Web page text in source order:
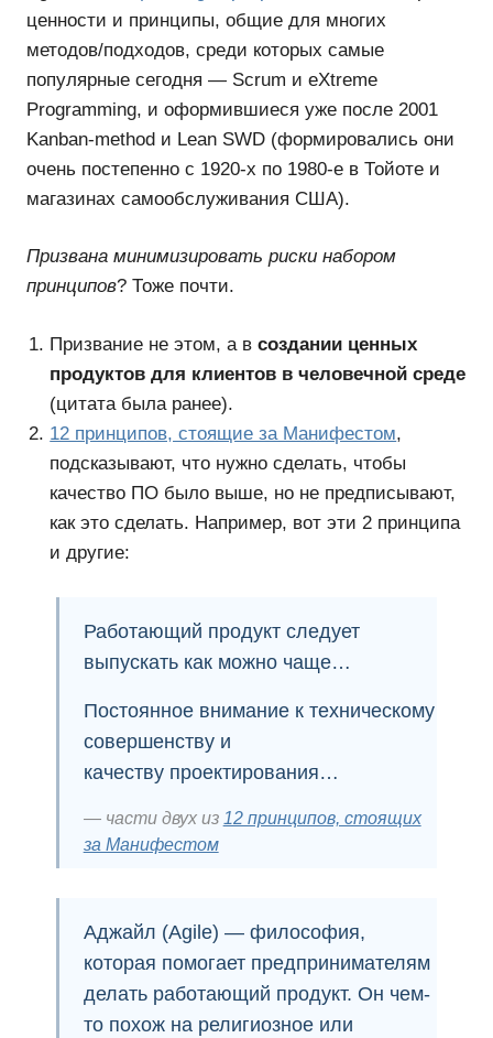
ценности и принципы, общие для многих
методов/подходов, среди которых самые
популярные сегодня — Scrum и eXtreme
Programming, и оформившиеся уже после 2001
Kanban-method и Lean SWD (формировались они
очень постепенно с 1920-х по 1980-е в Тойоте и
магазинах самообслуживания США).
Призвана минимизировать риски набором
принципов? Тоже почти.
Призвание не этом, а всоздании ценных
продуктов для клиентов в человечной среде
(цитата была ранее).
12 принципов, стоящие за Манифестом,
подсказывают, что нужно сделать, чтобы
качество ПО было выше, но не предписывают,
как это сделать. Например, вот эти 2 принципа
и другие:
Работающий продукт следует
выпускать как можно чаще…
Постоянное внимание к техническому
совершенству и
качеству проектирования…
части двух из 12 принципов, стоящих
за Манифестом
Аджайл (Agile) — философия,
которая помогает предпринимателям
делать работающий продукт. Он чем-
то похож на религиозноеили